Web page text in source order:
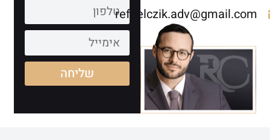
refaelczik.adv@gmail.com
שליחה